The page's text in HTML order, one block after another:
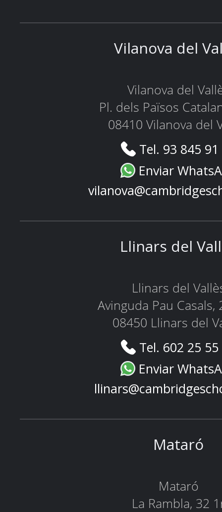
Vilanova del
Vilanova del
Pl. dels Països
08410 Vilanova del
Tel. 93 845
Enviar
Llinars del
Llinars del
Avinguda Pau Casals,
08450 Llinars del
Tel. 602 25
Enviar
Mataró
Mataró
La Rambla, 32